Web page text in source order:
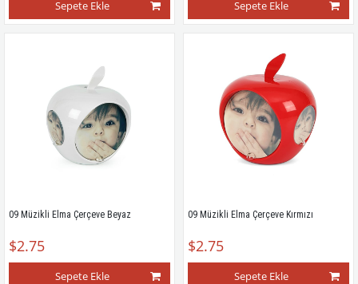
Sepete Ekle Sepete Ekle
09 Müzikli Elma Çerçeve Beyaz
$2.75
Sepete Ekle
09 Müzikli Elma Çerçeve Kırmızı
$2.75
Sepete Ekle